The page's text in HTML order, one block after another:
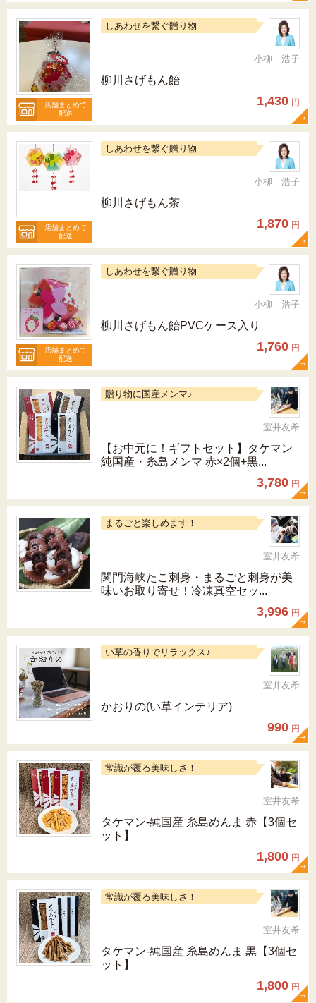
店舗まとめて
配送
しあわせを繋ぐ贈り物
小柳 浩子
柳川さげもん飴
1,430 円
店舗まとめて
配送
しあわせを繋ぐ贈り物
小柳 浩子
柳川さげもん茶
1,870 円
店舗まとめて
配送
しあわせを繋ぐ贈り物
小柳 浩子
柳川さげもん飴PVCケース入り
1,760 円
贈り物に国産メンマ♪
室井友希
【お中元に！ギフトセット】タケマン
純国産・糸島メンマ 赤×2個+黒...
3,780 円
まるごと楽しめます！
室井友希
関門海峡たこ刺身・まるごと刺身が美
味いお取り寄せ！冷凍真空セッ...
3,996 円
い草の香りでリラックス♪
室井友希
かおりの(い草インテリア)
990 円
常識が覆る美味しさ！
室井友希
タケマン-純国産 糸島めんま 赤【3個セ
ット】
1,800 円
常識が覆る美味しさ！
室井友希
タケマン-純国産 糸島めんま 黒【3個セ
ット】
1,800 円